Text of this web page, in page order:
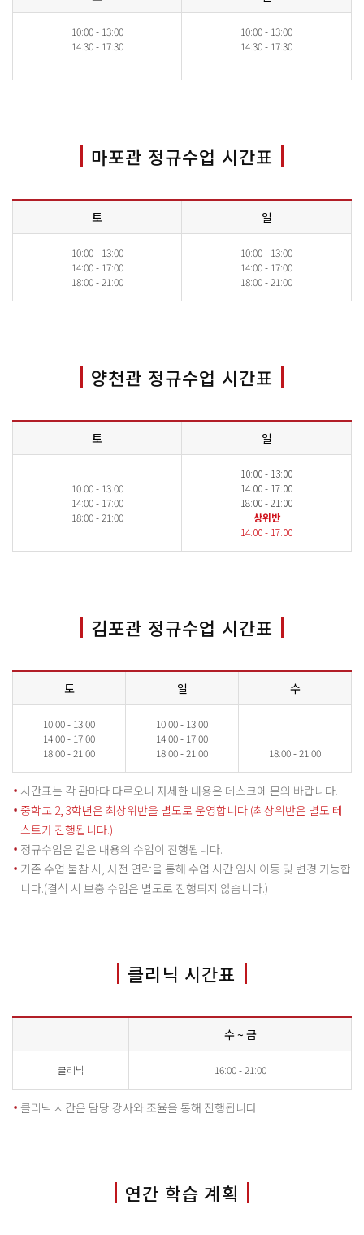
10:00 - 13:00
14:30 - 17:30
10:00 - 13:00
14:30 - 17:30
마포관 정규수업 시간표
토 일
10:00 - 13:00
14:00 - 17:00
18:00 - 21:00
10:00 - 13:00
14:00 - 17:00
18:00 - 21:00
양천관 정규수업 시간표
토 일
10:00 - 13:00
14:00 - 17:00
18:00 - 21:00
10:00 - 13:00
14:00 - 17:00
18:00 - 21:00
상위반
14:00 - 17:00
김포관 정규수업 시간표
토 일 수
10:00 - 13:00
14:00 - 17:00
18:00 - 21:00
10:00 - 13:00
14:00 - 17:00
18:00 - 21:00
18:00 - 21:00
시간표는 각 관마다 다르오니 자세한 내용은 데스크에 문의 바랍니다.
중학교 2, 3학년은 최상위반을 별도로 운영합니다.(최상위반은 별도 테
스트가 진행됩니다.)
정규수업은 같은 내용의 수업이 진행됩니다.
기존 수업 불참 시, 사전 연락을 통해 수업 시간 임시 이동 및 변경 가능합
니다.(결석 시 보충 수업은 별도로 진행되지 않습니다.)
클리닉 시간표
수 ~ 금
클리닉 16:00 - 21:00
클리닉 시간은 담당 강사와 조율을 통해 진행됩니다.
연간 학습 계획